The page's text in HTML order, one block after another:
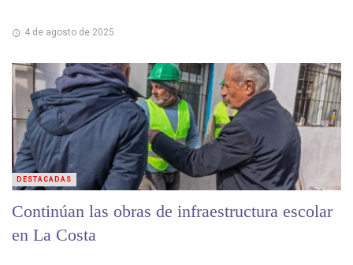
4 de agosto de 2025
Continúan las obras de infraestructura escolar
en La Costa
DESTACADAS